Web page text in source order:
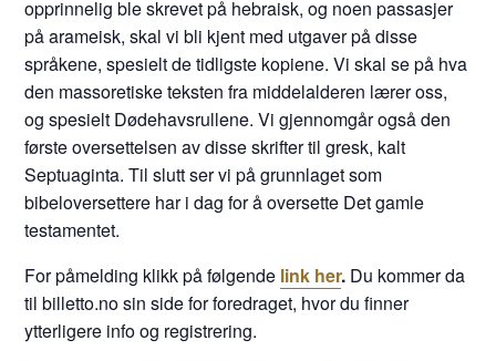
opprinnelig ble skrevet på hebraisk, og noen passasjer
på arameisk, skal vi bli kjent med utgaver på disse
språkene, spesielt de tidligste kopiene. Vi skal se på hva
den massoretiske teksten fra middelalderen lærer oss,
og spesielt Dødehavsrullene. Vi gjennomgår også den
første oversettelsen av disse skrifter til gresk, kalt
Septuaginta. Til slutt ser vi på grunnlaget som
bibeloversettere har i dag for å oversette Det gamle
testamentet.
For påmelding klikk på følgende link her. Du kommer da
til billetto.no sin side for foredraget, hvor du finner
ytterligere info og registrering.